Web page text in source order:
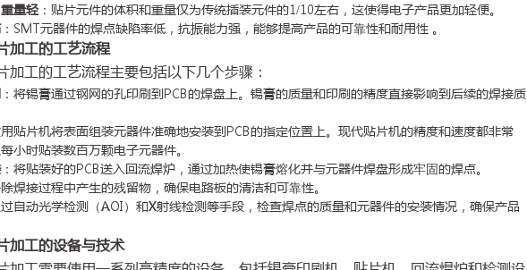
量轻：贴片元件的体积和重量仅为传统插装元件的1/10左右，这使得电子产品更加轻便。
：SMT元器件的焊点缺陷率低，抗振能力强，能够提高产品的可靠性和耐用性 。
加工的工艺流程
加工的工艺流程主要包括以下几个步骤：
：将锡膏通过钢网的孔印刷到PCB的焊盘上。锡膏的质量和印刷的精度直接影响到后续的焊接质
贴片机将表面组装元器件准确地安装到PCB的指定位置上。现代贴片机的精度和速度都非常
小时贴装数百万颗电子元器件。
：将贴装好的PCB送入回流焊炉，通过加热使锡膏熔化并与元器件焊盘形成牢固的焊点。
焊接过程中产生的残留物，确保电路板的清洁和可靠性。
过自动光学检测（AOI）和X射线检测等手段，检查焊点的质量和元器件的安装情况，确保产品
加工的设备与技术